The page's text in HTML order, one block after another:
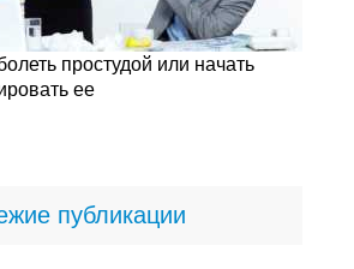
простудой или начать
ее
публикации